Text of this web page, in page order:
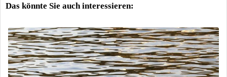
Das könnte Sie auch interessieren: